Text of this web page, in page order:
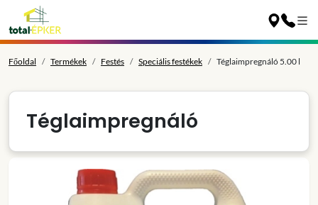
Főoldal Termékek Festés Speciális festékek Téglaimpregnáló 5.00 l
Téglaimpregnáló